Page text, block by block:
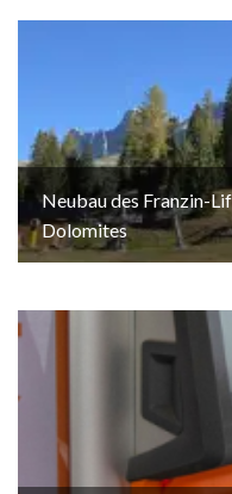
Neubau des Franzin-
Dolomites